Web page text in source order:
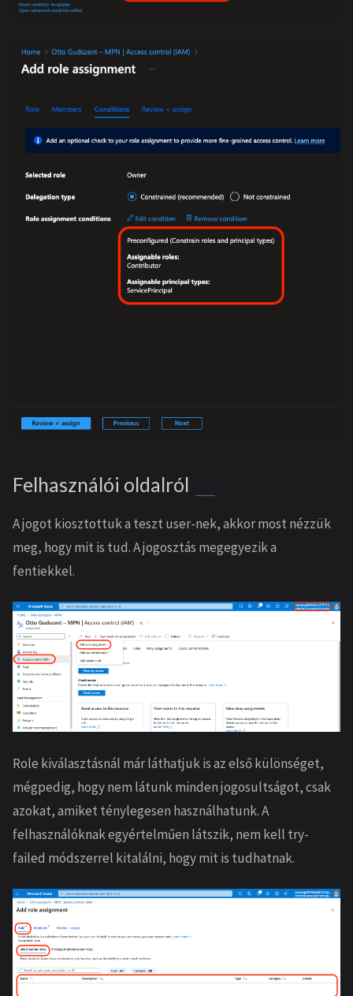
Felhasználói oldalról
A jogot kiosztottuk a teszt user-nek, akkor most nézzük
meg, hogy mit is tud. A jogosztás megegyezik a
fentiekkel.
Role kiválasztásnál már láthatjuk is az első különséget,
mégpedig, hogy nem látunk minden jogosultságot, csak
azokat, amiket ténylegesen használhatunk. A
felhasználóknak egyértelműen látszik, nem kell try-
failed módszerrel kitalálni, hogy mit is tudhatnak.